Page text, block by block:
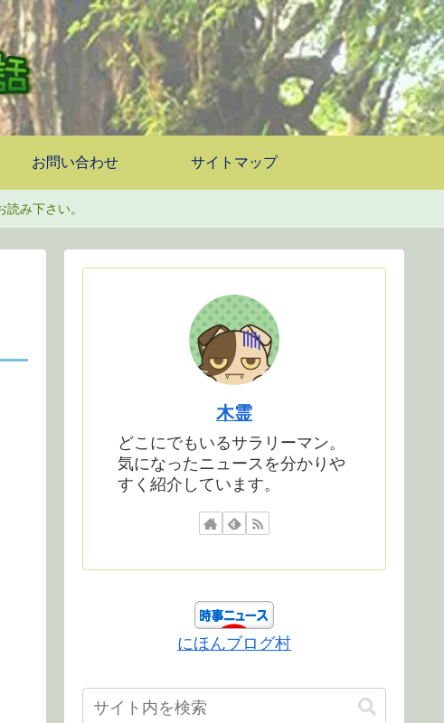
お問い合わせ サイトマップ
み下さい。
木霊
どこにでもいるサラリーマン。
気になったニュースを分かりや
すく紹介しています。
にほんブログ村